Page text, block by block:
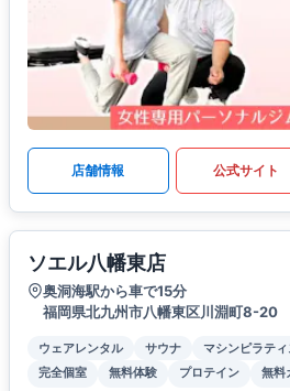
店舗情報 公式サイト
ソエル八幡東店
奥洞海駅から車で15分
福岡県北九州市八幡東区川淵町8-20
ウェアレンタル サウナ マシンピラティ
完全個室
無料体験 プロテイン 無料